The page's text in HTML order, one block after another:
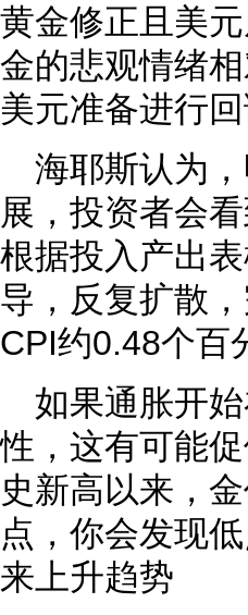
黄金修正且美
金的悲观情绪
美元准备进行
海耶斯认为
展，投资者会
根据投入产出
导，反复扩散
CPI约0.48个百
如果通胀开
性，这有可能
史新高以来，
点，你会发现
来上升趋势